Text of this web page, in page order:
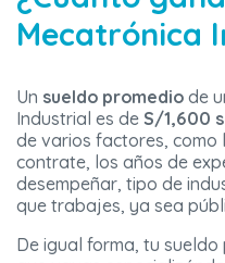
Mecatrónica
Un sueldo promedio de
Industrial es de S/1,600
de varios factores, como
contrate, los años de
desempeñar, tipo de
que trabajes, ya sea
De igual forma, tu